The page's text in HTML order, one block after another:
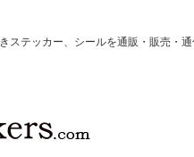
テッカー、シールを通販・販売・通